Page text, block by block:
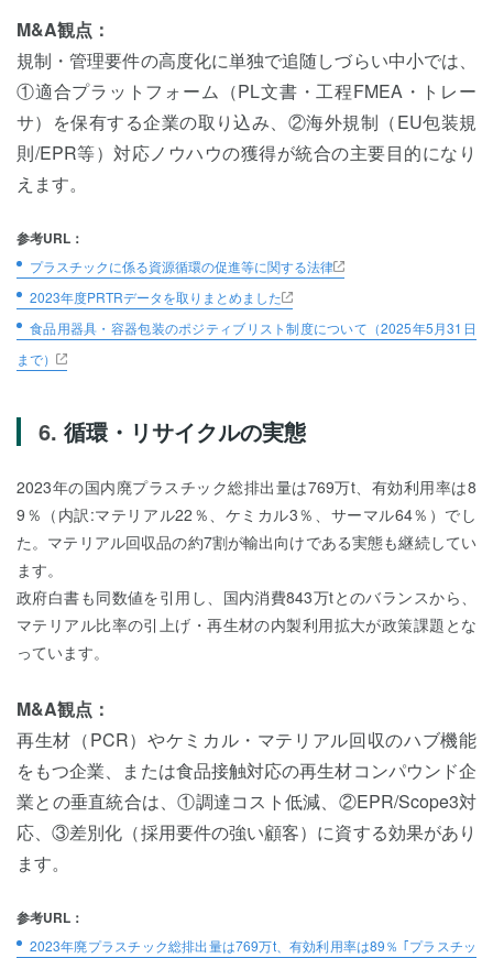
M&A観点：
規制・管理要件の高度化に単独で追随しづらい中小では、
①適合プラットフォーム（PL文書・工程FMEA・トレー
サ）を保有する企業の取り込み、②海外規制（EU包装規
則/EPR等）対応ノウハウの獲得が統合の主要目的になり
えます。
参考URL：
プラスチックに係る資源循環の促進等に関する法律
2023年度PRTRデータを取りまとめました
食品用器具・容器包装のポジティブリスト制度について（2025年5月31日
まで）
循環・リサイクルの実態
2023年の国内廃プラスチック総排出量は769万t、有効利用率は8
9％（内訳:マテリアル22％、ケミカル3％、サーマル64％）でし
た。マテリアル回収品の約7割が輸出向けである実態も継続してい
ます。
政府白書も同数値を引用し、国内消費843万tとのバランスから、
マテリアル比率の引上げ・再生材の内製利用拡大が政策課題とな
っています。
M&A観点：
再生材（PCR）やケミカル・マテリアル回収のハブ機能
をもつ企業、または食品接触対応の再生材コンパウンド企
業との垂直統合は、①調達コスト低減、②EPR/Scope3対
応、③差別化（採用要件の強い顧客）に資する効果があり
ます。
参考URL：
2023年廃プラスチック総排出量は769万t、有効利用率は89％ ｢プラスチッ